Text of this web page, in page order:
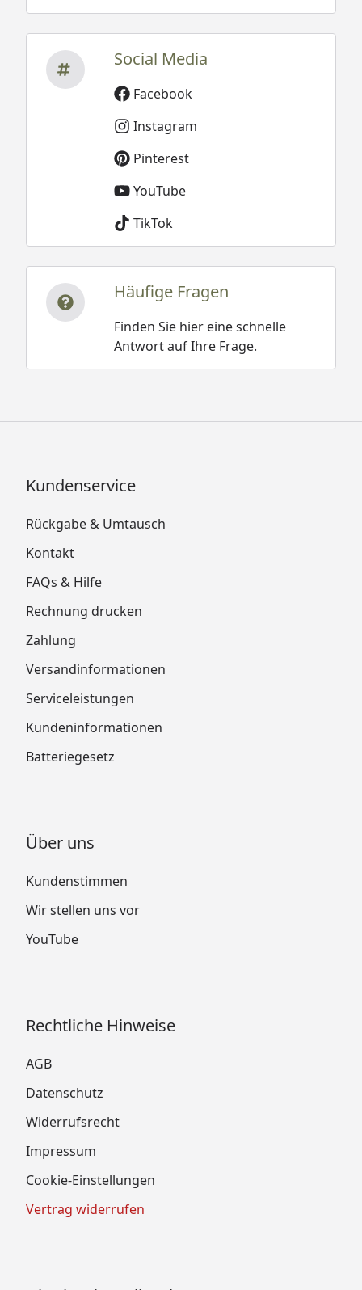
Social Media
Facebook
Instagram
Pinterest
YouTube
TikTok
Häufige Fragen
Finden Sie hier eine schnelle
Antwort auf Ihre Frage.
Kundenservice
Rückgabe & Umtausch
Kontakt
FAQs & Hilfe
Rechnung drucken
Zahlung
Versandinformationen
Serviceleistungen
Kundeninformationen
Batteriegesetz
Über uns
Kundenstimmen
Wir stellen uns vor
YouTube
Rechtliche Hinweise
AGB
Datenschutz
Widerrufsrecht
Impressum
Cookie-Einstellungen
Vertrag widerrufen